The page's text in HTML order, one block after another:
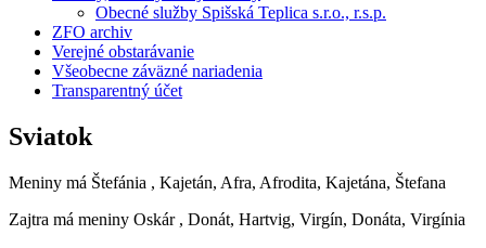
Obecné služby Spišská Teplica s.r.o., r.s.p.
ZFO archiv
Verejné obstarávanie
Všeobecne záväzné nariadenia
Transparentný účet
Sviatok
Meniny má Štefánia , Kajetán, Afra, Afrodita, Kajetána, Štefana
Zajtra má meniny Oskár , Donát, Hartvig, Virgín, Donáta, Virgínia